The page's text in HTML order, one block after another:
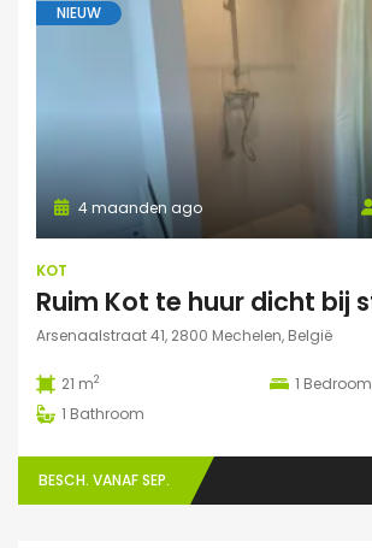
NIEUW
4 maanden ago
KOT
Arsenaalstraat 41, 2800 Mechelen, België
21 m2 1 Bedroom
1 Bathroom
BESCH. VANAF SEP.